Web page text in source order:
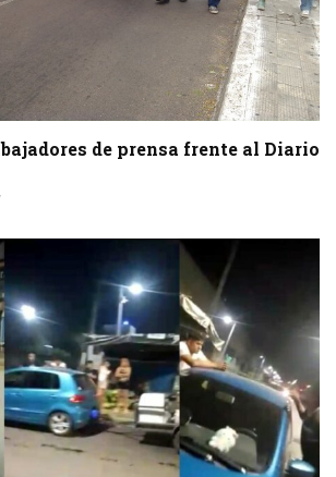
de prensa frente al Diario